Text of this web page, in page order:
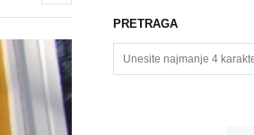
PRETRAGA